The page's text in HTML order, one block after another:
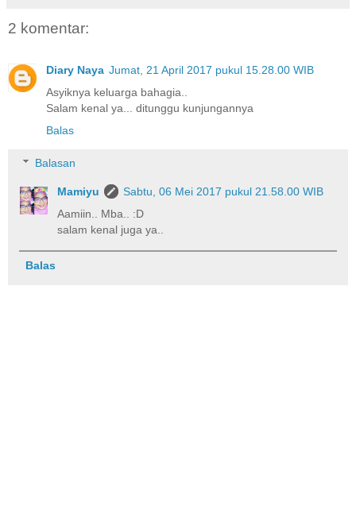
2 komentar:
Diary Naya Jumat, 21 April 2017 pukul 15.28.00 WIB
Asyiknya keluarga bahagia..
Salam kenal ya... ditunggu kunjungannya
Balas
Balasan
Mamiyu
Sabtu, 06 Mei 2017 pukul 21.58.00 WIB
Aamiin.. Mba.. :D
salam kenal juga ya..
Balas